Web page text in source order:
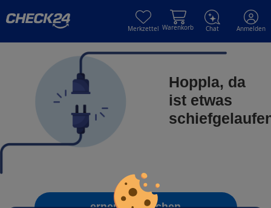
Merkzettel Warenkorb Chat Anmelden
Hoppla, da
ist etwas